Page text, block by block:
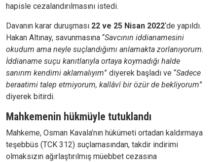
hapisle cezalandırılmasını istedi.
Davanın karar duruşması 22 ve 25 Nisan 2022‘de yapıldı.
Hakan Altınay, savunmasına “Savcının iddianamesini
okudum ama neyle suçlandığımı anlamakta zorlanıyorum.
İddianame suçu kanıtlarıyla ortaya koymadığı halde
sanırım kendimi aklamalıyım” diyerek başladı ve “Sadece
beraatimi talep etmiyorum, kallâvî bir özür de bekliyorum”
diyerek bitirdi.
Mahkemenin hükmüyle tutuklandı
Mahkeme, Osman Kavala’nın hükümeti ortadan kaldırmaya
teşebbüs (TCK 312) suçlamasından, takdir indirimi
olmaksızın ağırlaştırılmış müebbet cezasına